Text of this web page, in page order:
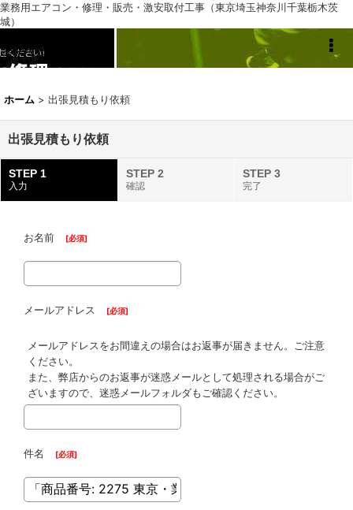
業務用エアコン・修理・販売・激安取付工事（東京埼玉神奈川千葉栃木茨
城）
業務用エアコン専門店
ホーム > 出張見積もり依頼
出張見積もり依頼
STEP 1
入力
STEP 2
確認
STEP 3
完了
お名前 [必須]
メールアドレス [必須]
メールアドレスをお間違えの場合はお返事が届きません。ご注意
ください。
また、弊店からのお返事が迷惑メールとして処理される場合がご
ざいますので、迷惑メールフォルダもご確認ください。
件名 [必須]